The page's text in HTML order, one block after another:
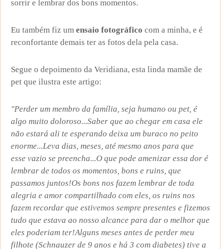
sorrir e lembrar dos bons momentos.
Eu também fiz um ensaio fotográfico com a minha, e é
reconfortante demais ter as fotos dela pela casa.
Segue o depoimento da Veridiana, esta linda mamãe de
pet que ilustra este artigo:
"Perder um membro da família, seja humano ou pet, é
algo muito doloroso...Saber que ao chegar em casa ele
não estará ali te esperando deixa um buraco no peito
enorme...Leva dias, meses, até mesmo anos para que
esse vazio se preencha...O que pode amenizar essa dor é
lembrar de todos os momentos, bons e ruins, que
passamos juntos!Os bons nos fazem lembrar de toda
alegria e amor compartilhado com eles, os ruins nos
fazem recordar que estivemos sempre presentes e fizemos
tudo que estava ao nosso alcance para dar o melhor que
eles poderiam ter!Alguns meses antes de perder meu
filhote (Schnauzer de 9 anos e há 3 com diabetes) tive a